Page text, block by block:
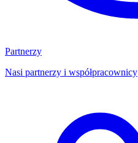
Partnerzy
Nasi partnerzy i współpracownicy